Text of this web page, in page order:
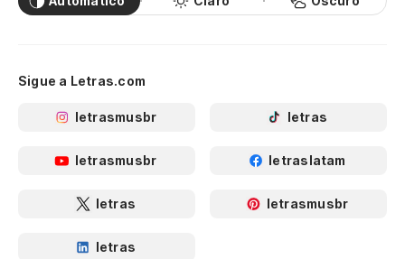
Sigue a Letras.com
letrasmusbr letras
letrasmusbr letraslatam
letras letrasmusbr
letras